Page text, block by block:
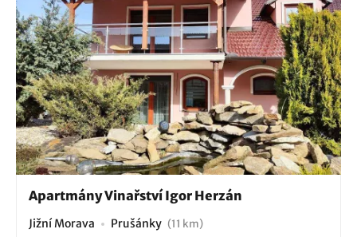
Apartmány Vinařství Igor Herzán
Jižní Morava Prušánky (11 km)